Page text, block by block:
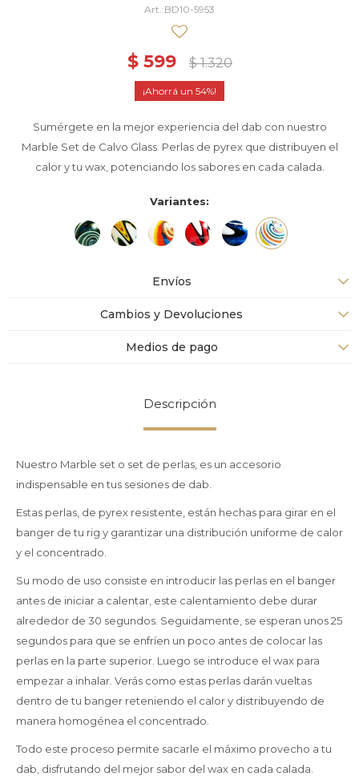
BD10-5953
$ 599 $ 1.320
54
Sumérgete en la mejor experiencia del dab con nuestro
Marble Set de Calvo Glass. Perlas de pyrex que distribuyen el
calor y tu wax, potenciando los sabores en cada calada.
Variantes:
Envíos
Cambios y Devoluciones
Medios de pago
Descripción
Nuestro Marble set o set de perlas, es un accesorio
indispensable en tus sesiones de dab.
Estas perlas, de pyrex resistente, están hechas para girar en el
banger de tu rig y garantizar una distribución uniforme de calor
y el concentrado.
Su modo de uso consiste en introducir las perlas en el banger
antes de iniciar a calentar, este calentamiento debe durar
alrededor de 30 segundos. Seguidamente, se esperan unos 25
segundos para que se enfríen un poco antes de colocar las
perlas en la parte superior. Luego se introduce el wax para
empezar a inhalar. Verás como estas perlas darán vueltas
dentro de tu banger reteniendo el calor y distribuyendo de
manera homogénea el concentrado.
Todo este proceso permite sacarle el máximo provecho a tu
dab, disfrutando del mejor sabor del wax en cada calada.